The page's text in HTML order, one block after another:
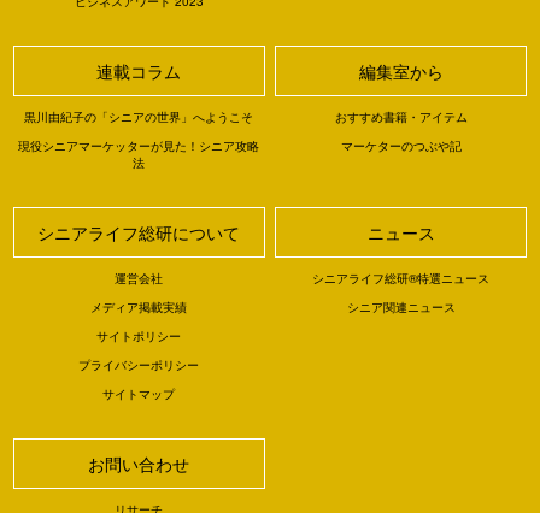
連載コラム
黒川由紀子の「シニアの世界」へようこそ
現役シニアマーケッターが見た！シニア攻略
法
編集室から
おすすめ書籍・アイテム
マーケターのつぶや記
シニアライフ総研について
運営会社
メディア掲載実績
サイトポリシー
プライバシーポリシー
サイトマップ
ニュース
シニアライフ総研®特選ニュース
シニア関連ニュース
お問い合わせ
リサーチ